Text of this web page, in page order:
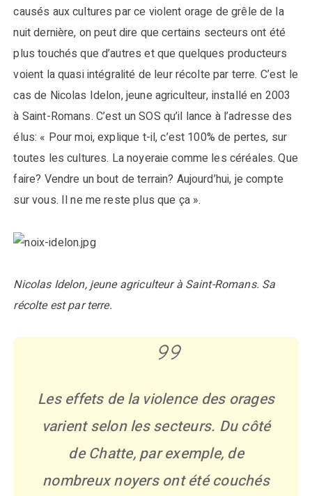
causés aux cultures par ce violent orage de grêle de la
nuit dernière, on peut dire que certains secteurs ont été
plus touchés que d’autres et que quelques producteurs
voient la quasi intégralité de leur récolte par terre. C’est le
cas de Nicolas Idelon, jeune agriculteur, installé en 2003
à Saint-Romans. C’est un SOS qu’il lance à l’adresse des
élus: « Pour moi, explique t-il, c’est 100% de pertes, sur
toutes les cultures. La noyeraie comme les céréales. Que
faire? Vendre un bout de terrain? Aujourd’hui, je compte
sur vous. Il ne me reste plus que ça ».
Nicolas Idelon, jeune agriculteur à Saint-Romans. Sa
récolte est par terre.
Les effets de la violence des orages
varient selon les secteurs. Du côté
de Chatte, par exemple, de
nombreux noyers ont été couchés